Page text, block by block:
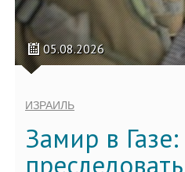
05.08.2026
ИЗРАИЛЬ
Замир в